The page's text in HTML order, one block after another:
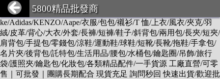
DESCENTE/LV/BURBERRY/GUCCI/PRADA/CHANEL/BALEN
CIAGA/DIOR/Hermes/FENDI/MONCLER/Armani/Supreme/CK/Ni
ke/Adidas/KENZO/Aape/衣服/包包/襯衫/T 恤/上衣/風衣/夾克/羽
絨/皮革/背心/大衣/外套/長褲/短褲/鞋子/斜背包/兩用包/長夾/短夾/
肩背包/手提包/零錢包/涼鞋/運動鞋/球鞋/短靴/長靴/拖鞋/手拿包/
名片夾/後背包/託特包/生活用品/腰包/水桶包/鑰匙圈/吊飾/旅行
袋/護照夾/鑰匙包/化妝包/各類精品配件/一手貨源 工廠直營/可零
售｜可批發｜團購長期配合 現貨充足 詢問秒回 快速出貨/歡迎批
5800精品批發商